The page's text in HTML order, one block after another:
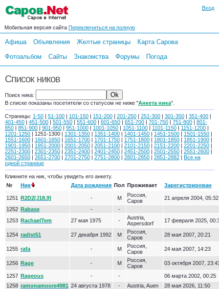
Вход
Мобильная версия сайта Переключиться на полную
Афиша Объявления Желтые страницы
Карта Сарова
Фотоальбом
Сайты Знакомства Форумы Погода
Список ников
Поиск ника:
В списке показаны посетители со статусом не ниже "Анкета ника".
Страницы: 1-50 | 51-100 | 101-150 | 151-200 | 201-250 | 251-300 | 301-350 | 351-400 |
401-450 | 451-500 | 501-550 | 551-600 | 601-650 | 651-700 | 701-750 | 751-800 | 801-
850 | 851-900 | 901-950 | 951-1000 | 1001-1050 | 1051-1100 | 1101-1150 | 1151-1200 |
1201-1250 | 1251-1300 | 1301-1350 | 1351-1400 | 1401-1450 | 1451-1500 | 1501-1550 |
1551-1600 | 1601-1650 | 1651-1700 | 1701-1750 | 1751-1800 | 1801-1850 | 1851-1900 |
1901-1950 | 1951-2000 | 2001-2050 | 2051-2100 | 2101-2150 | 2151-2200 | 2201-2250 |
2251-2300 | 2301-2350 | 2351-2400 | 2401-2450 | 2451-2500 | 2501-2550 | 2551-2600 |
2601-2650 | 2651-2700 | 2701-2750 | 2751-2800 | 2801-2850 | 2851-2882 | Все на
одной странице
Кликните на ник, чтобы увидеть его анкету.
№
Ник Дата рождения Пол Проживает Зарегистрирован
1251 R2D2[J18.9] - М
Россия,
Саров
21 апреля 2004, 05:32
1252 Rabase -
-
1253 RachaelTem 27 мая 1975 -
Austria,
Aspersdorf
17 февраля 2025,
1254 radist51 27 декабря 1992 М
Россия,
Саров
28 мая 2007, 20:21
1255 rafa - М
Россия,
Саров
24 мая 2007, 14:23
1256 Rage - М
Россия,
Саров
03 октября 2007,
1257 Rageous - -
06 марта 2002, 00:25
1258 ramonamoore4981 24 августа 1978 - Austria, Auen
28 мая 2026, 11:50